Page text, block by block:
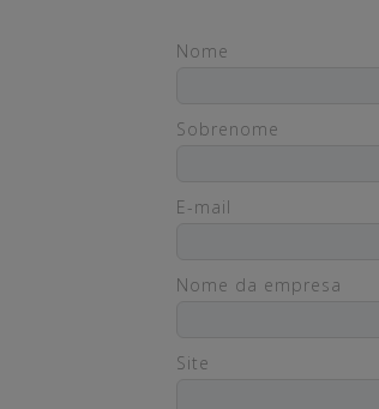
Nome
Sobrenome
E-mail
Nome da empresa
Site